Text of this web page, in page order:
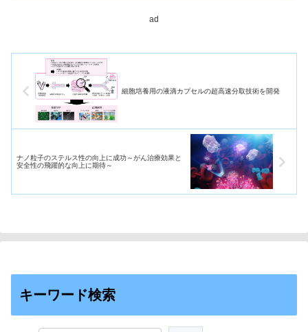
ad
細胞培養用の液滴カプセルの超高速分取技術を開発
ナノ粒子のステルス性の向上に成功～がん治療効果と
安全性の飛躍的な向上に期待～
キーワード検索